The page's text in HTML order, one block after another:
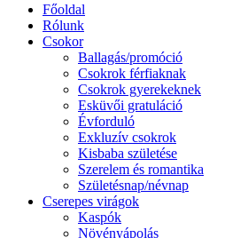
Főoldal
Rólunk
Csokor
Ballagás/promóció
Csokrok férfiaknak
Csokrok gyerekeknek
Esküvői gratuláció
Évforduló
Exkluzív csokrok
Kisbaba születése
Szerelem és romantika
Születésnap/névnap
Cserepes virágok
Kaspók
Növényápolás